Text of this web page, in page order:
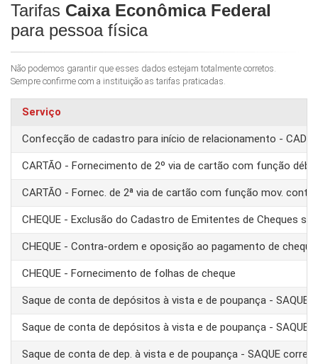
Tarifas Caixa Econômica Federal
para pessoa física
Não podemos garantir que esses dados estejam totalmente corretos.
Sempre confirme com a instituição as tarifas praticadas.
Serviço
Confecção de cadastro para início de relacionamento -
CARTÃO - Fornecimento de 2º via de cartão com função
CARTÃO - Fornec. de 2ª via de cartão com função mov. conta
CHEQUE - Exclusão do Cadastro de Emitentes de Cheques
CHEQUE - Contra-ordem e oposição ao pagamento de cheque
CHEQUE - Fornecimento de folhas de cheque
Saque de conta de depósitos à vista e de poupança - SAQUE
Saque de conta de depósitos à vista e de poupança - SAQUE
Saque de conta de dep. à vista e de poupança - SAQUE